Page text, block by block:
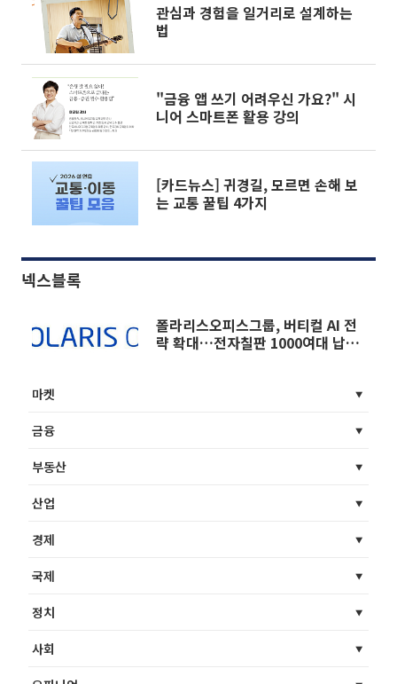
관심과 경험을 일거리로 설계하는
법
"금융 앱 쓰기 어려우신 가요?" 시
니어 스마트폰 활용 강의
[카드뉴스] 귀경길, 모르면 손해 보
는 교통 꿀팁 4가지
넥스블록
폴라리스오피스그룹, 버티컬 AI 전
략 확대…전자칠판 1000여대 납품
마켓
금융
부동산
산업
경제
국제
정치
사회